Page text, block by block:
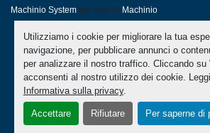
Utilizziamo i cookie per migliorare la tua
navigazione, per pubblicare annunci o
per analizzare il nostro traffico. Cliccando su
acconsenti al nostro utilizzo dei cookie.
Informativa sulla privacy.
Accettare Rifiutare Per saperne di
Machinio System sito web di Machinio
- LINKEDIN - WHATSAPP